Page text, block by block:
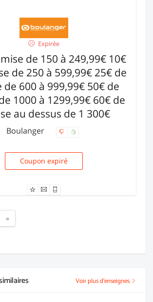
Expirée
de 150 à 249,99€ 10€
de 250 à 599,99€ 25€ de
de 600 à 999,99€ 50€ de
1000 à 1299,99€ 60€ de
au dessus de 1 300€
Boulanger
REM-MOUJ
Coupon expiré
»
Voir plus d'enseignes